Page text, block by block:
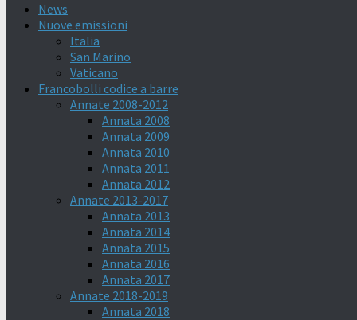
News
Nuove emissioni
Italia
San Marino
Vaticano
Francobolli codice a barre
Annate 2008-2012
Annata 2008
Annata 2009
Annata 2010
Annata 2011
Annata 2012
Annate 2013-2017
Annata 2013
Annata 2014
Annata 2015
Annata 2016
Annata 2017
Annate 2018-2019
Annata 2018